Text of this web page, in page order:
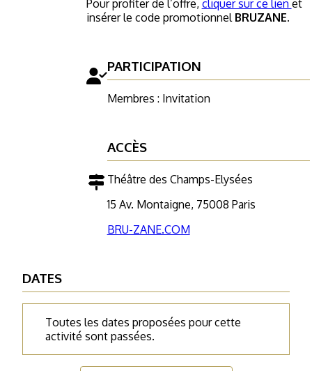
Pour profiter de l’offre, cliquer sur ce lien et
insérer le code promotionnel BRUZANE.
PARTICIPATION
Membres : Invitation
ACCÈS
Théâtre des Champs-Elysées
15 Av. Montaigne, 75008 Paris
BRU-ZANE.COM
DATES
Toutes les dates proposées pour cette
activité sont passées.